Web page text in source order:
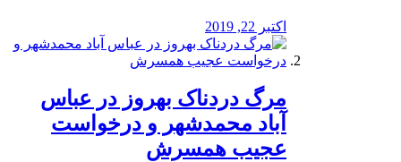
اکتبر 22, 2019
مرگ دردناک بهروز در عباس
آباد محمدشهر و درخواست
عجیب همسرش